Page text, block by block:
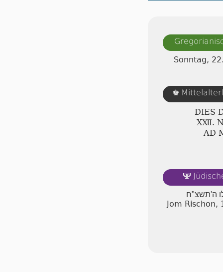
Sonntag,
♚
DIES
ⅩⅫ.
AD
🕎
ה'תשצ"ח
Jom